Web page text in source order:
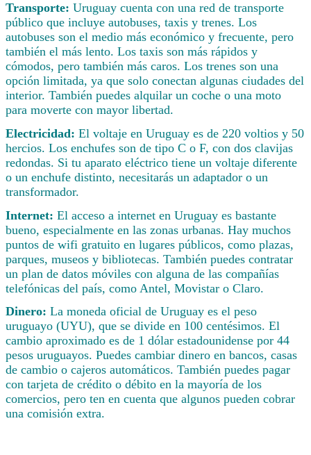
Transporte: Uruguay cuenta con una red de transporte
público que incluye autobuses, taxis y trenes. Los
autobuses son el medio más económico y frecuente, pero
también el más lento. Los taxis son más rápidos y
cómodos, pero también más caros. Los trenes son una
opción limitada, ya que solo conectan algunas ciudades del
interior. También puedes alquilar un coche o una moto
para moverte con mayor libertad.
Electricidad: El voltaje en Uruguay es de 220 voltios y 50
hercios. Los enchufes son de tipo C o F, con dos clavijas
redondas. Si tu aparato eléctrico tiene un voltaje diferente
o un enchufe distinto, necesitarás un adaptador o un
transformador.
Internet: El acceso a internet en Uruguay es bastante
bueno, especialmente en las zonas urbanas. Hay muchos
puntos de wifi gratuito en lugares públicos, como plazas,
parques, museos y bibliotecas. También puedes contratar
un plan de datos móviles con alguna de las compañías
telefónicas del país, como Antel, Movistar o Claro.
Dinero: La moneda oficial de Uruguay es el peso
uruguayo (UYU), que se divide en 100 centésimos. El
cambio aproximado es de 1 dólar estadounidense por 44
pesos uruguayos. Puedes cambiar dinero en bancos, casas
de cambio o cajeros automáticos. También puedes pagar
con tarjeta de crédito o débito en la mayoría de los
comercios, pero ten en cuenta que algunos pueden cobrar
una comisión extra.